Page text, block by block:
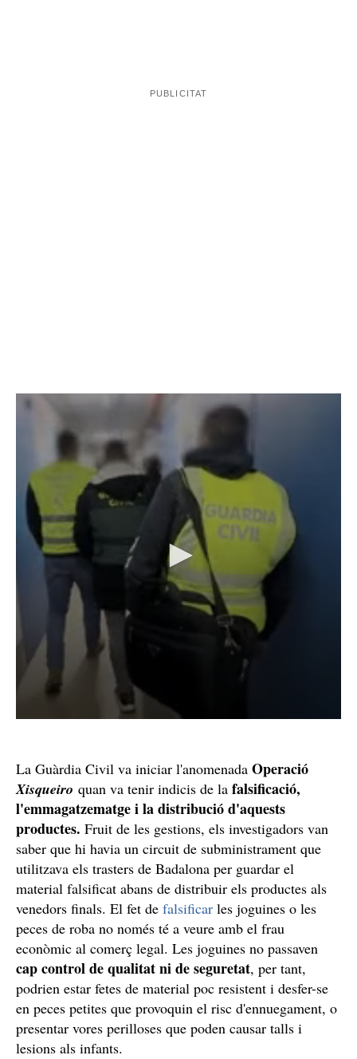
La Guàrdia Civil va iniciar l'anomenada Operació
Xisqueiro quan va tenir indicis de la falsificació,
l'emmagatzematge i la distribució d'aquests
productes. Fruit de les gestions, els investigadors van
saber que hi havia un circuit de subministrament que
utilitzava els trasters de Badalona per guardar el
material falsificat abans de distribuir els productes als
venedors finals. El fet de falsificar les joguines o les
peces de roba no només té a veure amb el frau
econòmic al comerç legal. Les joguines no passaven
cap control de qualitat ni de seguretat, per tant,
podrien estar fetes de material poc resistent i desfer-se
en peces petites que provoquin el risc d'ennuegament, o
presentar vores perilloses que poden causar talls i
lesions als infants.